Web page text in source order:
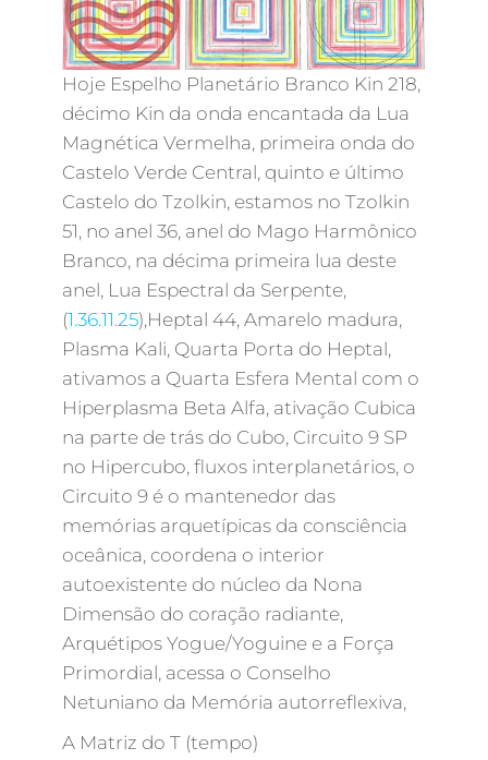
Hoje Espelho Planetário Branco Kin 218,
décimo Kin da onda encantada da Lua
Magnética Vermelha, primeira onda do
Castelo Verde Central, quinto e último
Castelo do Tzolkin, estamos no Tzolkin
51, no anel 36, anel do Mago Harmônico
Branco, na décima primeira lua deste
anel, Lua Espectral da Serpente,
(1.36.11.25),Heptal 44, Amarelo madura,
Plasma Kali, Quarta Porta do Heptal,
ativamos a Quarta Esfera Mental com o
Hiperplasma Beta Alfa, ativação Cubica
na parte de trás do Cubo, Circuito 9 SP
no Hipercubo, fluxos interplanetários, o
Circuito 9 é o mantenedor das
memórias arquetípicas da consciência
oceânica, coordena o interior
autoexistente do núcleo da Nona
Dimensão do coração radiante,
Arquétipos Yogue/Yoguine e a Força
Primordial, acessa o Conselho
Netuniano da Memória autorreflexiva,
A Matriz do T (tempo)